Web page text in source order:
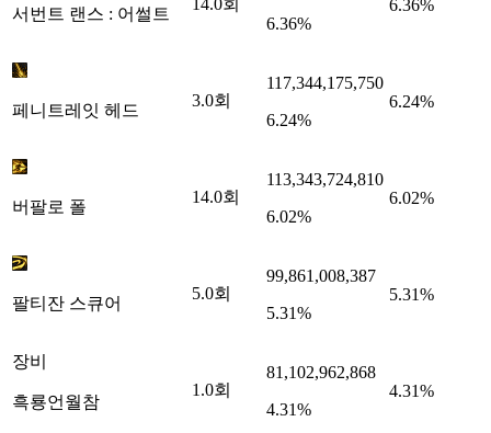
서번트 랜스 : 어썰트
6.36%
6.36%
페니트레잇 헤드
3.0회
117,344,175,750
6.24%
6.24%
버팔로 폴
14.0회
113,343,724,810
6.02%
6.02%
팔티잔 스큐어
5.0회
99,861,008,387
5.31%
5.31%
장비
흑룡언월참
1.0회
81,102,962,868
4.31%
4.31%